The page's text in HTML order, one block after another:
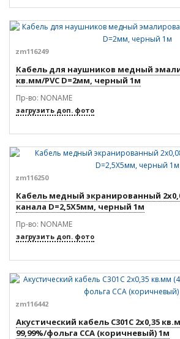
zm116249
Кабель для наушников медный
кв.мм/PVC D=2мм, черный 1м
Пр-во: NONAME
загрузить доп. фото
zm116250
Кабель медный экранированный
канала D=2,5X5мм, черный 1м
Пр-во: NONAME
загрузить доп. фото
zm116442
Акустический кабель С301С 2x0,35
99,99%/фольга CCA (коричневый) 1м